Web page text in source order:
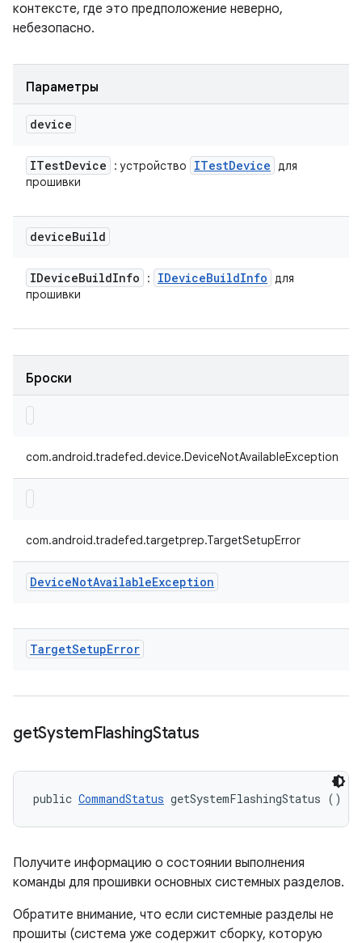
контексте, где это предположение неверно,
небезопасно.
Параметры
device
ITestDevice : устройство ITestDevice для
прошивки
deviceBuild
IDeviceBuildInfo : IDeviceBuildInfo для
прошивки
Броски
com.android.tradefed.device.DeviceNotAvailableException
com.android.tradefed.targetprep.TargetSetupError
DeviceNotAvailableException
TargetSetupError
getSystemFlashingStatus
public CommandStatus getSystemFlashingStatus ()
Получите информацию о состоянии выполнения
команды для прошивки основных системных разделов.
Обратите внимание, что если системные разделы не
прошиты (система уже содержит сборку, которую